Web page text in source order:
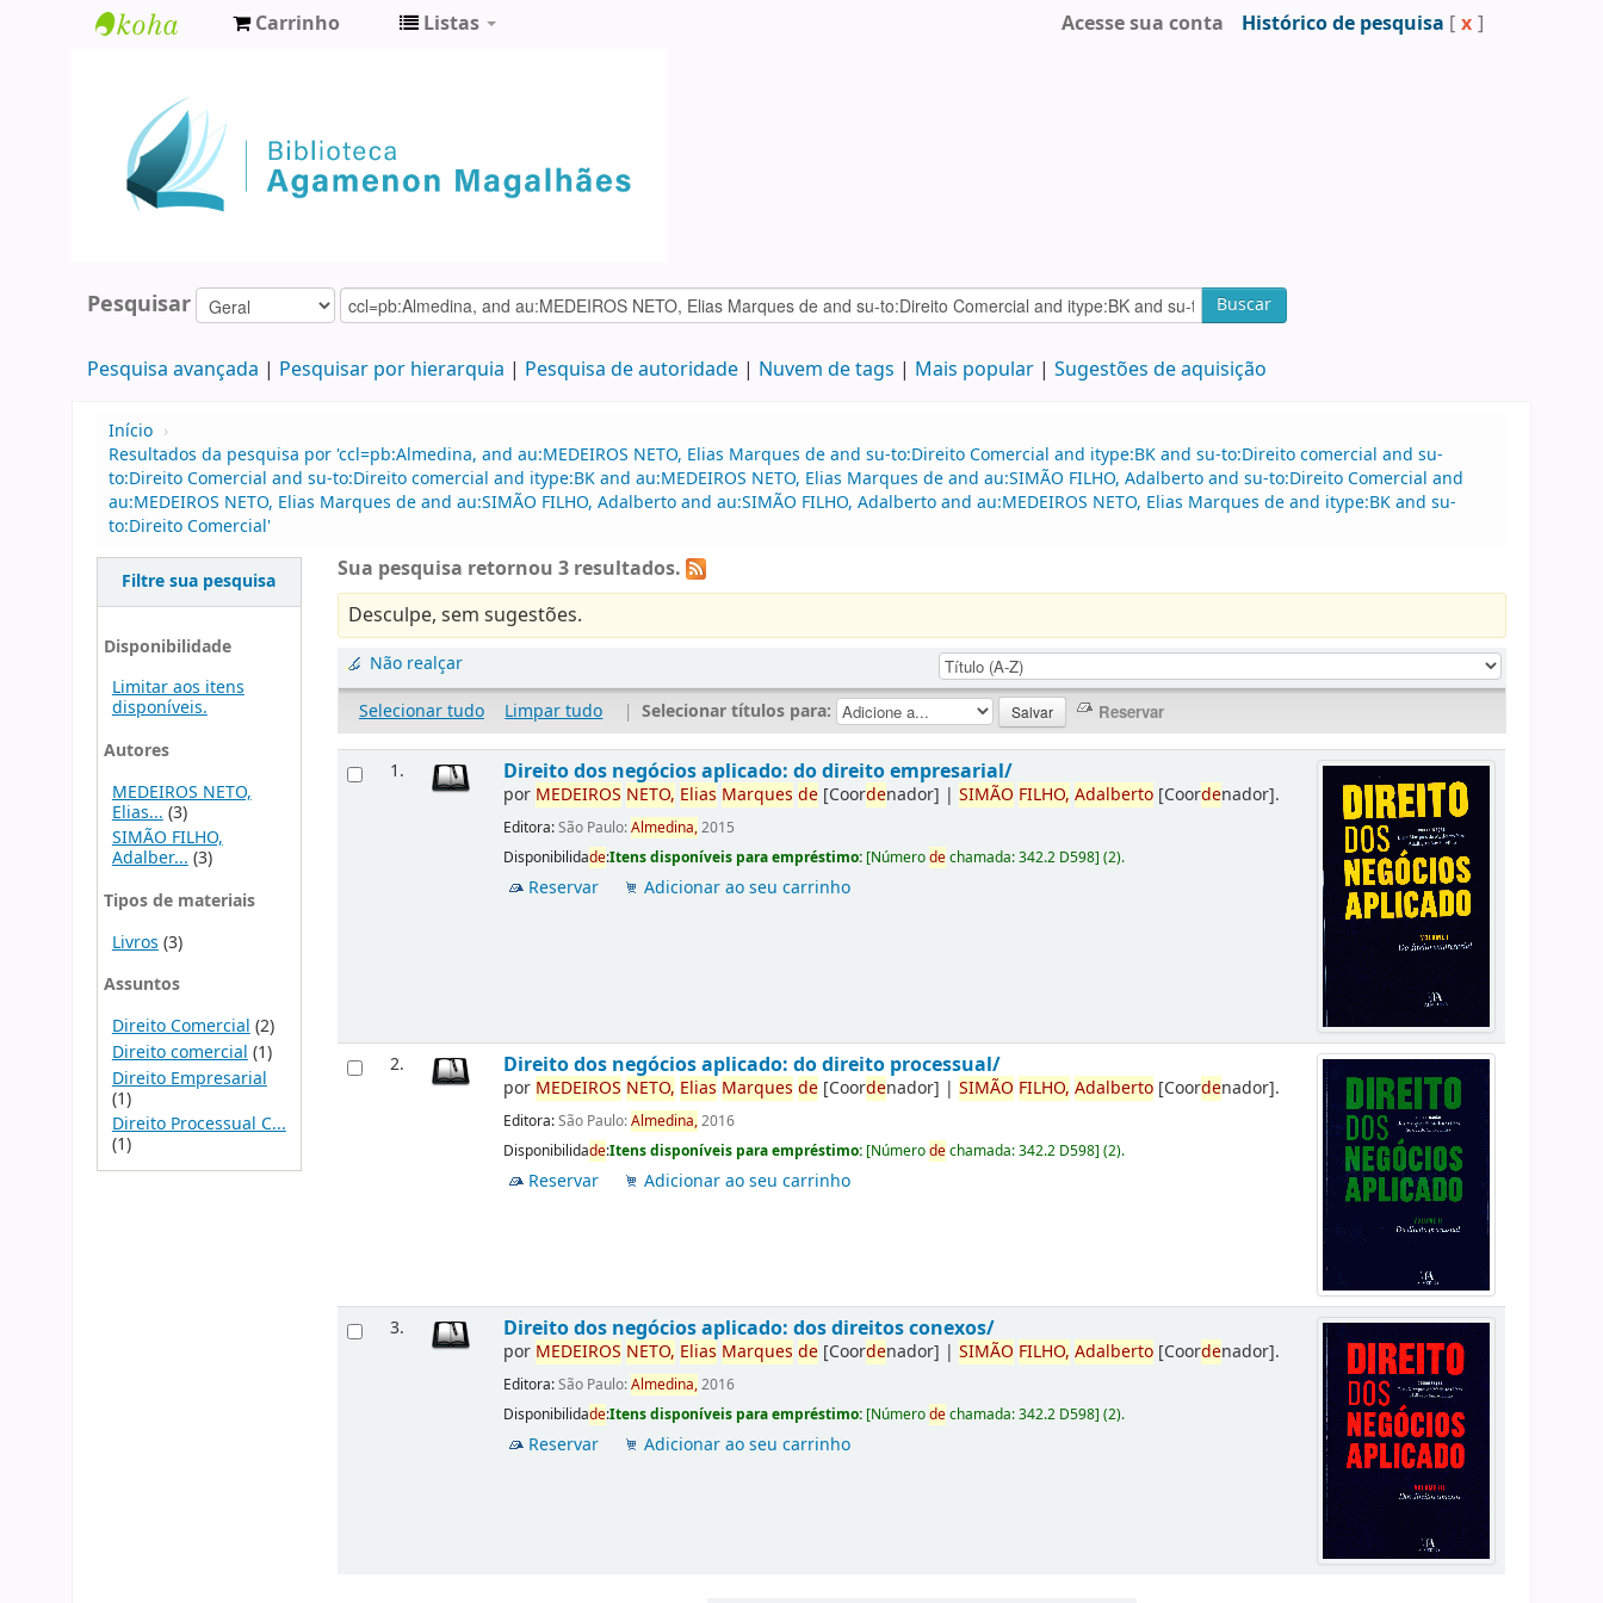
Agamenon
Magalhães
Carrinho Listas Acesse sua conta Histórico de pesquisa [ x ]
Pesquisar Buscar
Pesquisa avançada Pesquisar por hierarquia Pesquisa de autoridade Nuvem de tags Mais popular Sugestões de aquisição
Início ›
Resultados da pesquisa por 'ccl=pb:Almedina, and au:MEDEIROS NETO, Elias Marques de and su-to:Direito Comercial and itype:BK and su-to:Direito comercial and su-
to:Direito Comercial and su-to:Direito comercial and itype:BK and au:MEDEIROS NETO, Elias Marques de and au:SIMÃO FILHO, Adalberto and su-to:Direito Comercial and
au:MEDEIROS NETO, Elias Marques de and au:SIMÃO FILHO, Adalberto and au:SIMÃO FILHO, Adalberto and au:MEDEIROS NETO, Elias Marques de and itype:BK and su-
to:Direito Comercial'
Filtre sua pesquisa
Disponibilidade
Limitar aos itens
disponíveis.
Autores
MEDEIROS NETO,
Elias... (3)
SIMÃO FILHO,
Adalber...(3)
Tipos de materiais
Livros (3)
Assuntos
Direito Comercial (2)
Direito comercial (1)
Direito Empresarial
(1)
Direito Processual C...
(1)
Sua pesquisa retornou 3 resultados.
Desculpe, sem sugestões.
Não realçar
Selecionar tudo
Limpar tudo | Selecionar títulos para:
1. Direito dos negócios aplicado: do direito empresarial/
por MEDEIROS NETO, Elias Marques de [Coordenador] |SIMÃO FILHO, Adalberto [Coordenador].
Editora:São Paulo:Almedina,2015
Disponibilidade:Itens disponíveis para empréstimo: [Númerodechamada:342.2 D598](2).
Reservar Adicionar ao seu carrinho
2. Direito dos negócios aplicado: do direito processual/
por MEDEIROS NETO, Elias Marques de [Coordenador] |SIMÃO FILHO, Adalberto [Coordenador].
Editora:São Paulo:Almedina,2016
Disponibilidade:Itens disponíveis para empréstimo: [Númerodechamada:342.2 D598](2).
Reservar Adicionar ao seu carrinho
3. Direito dos negócios aplicado: dos direitos conexos/
por MEDEIROS NETO, Elias Marques de [Coordenador] |SIMÃO FILHO, Adalberto [Coordenador].
Editora:São Paulo:Almedina,2016
Disponibilidade:Itens disponíveis para empréstimo: [Númerodechamada:342.2 D598](2).
Reservar Adicionar ao seu carrinho